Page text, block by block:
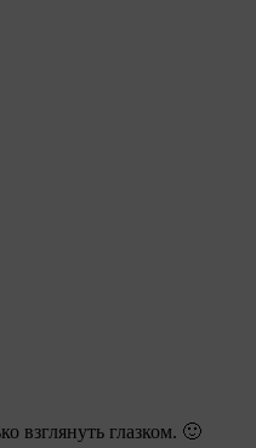
взглянуть глазком. 🙂